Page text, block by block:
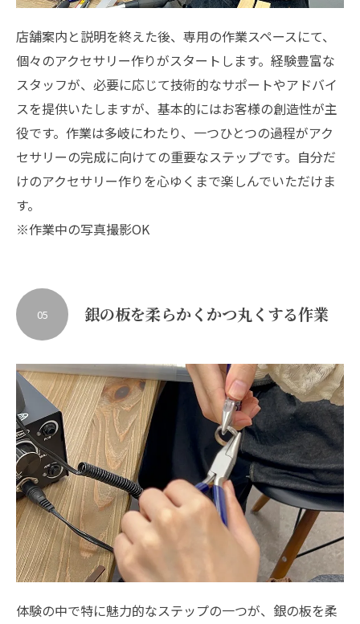
店舗案内と説明を終えた後、専用の作業スペースにて、
個々のアクセサリー作りがスタートします。経験豊富な
スタッフが、必要に応じて技術的なサポートやアドバイ
スを提供いたしますが、基本的にはお客様の創造性が主
役です。作業は多岐にわたり、一つひとつの過程がアク
セサリーの完成に向けての重要なステップです。自分だ
けのアクセサリー作りを心ゆくまで楽しんでいただけま
す。
※作業中の写真撮影OK
銀の板を柔らかくかつ丸くする作業
05
体験の中で特に魅力的なステップの一つが、銀の板を柔